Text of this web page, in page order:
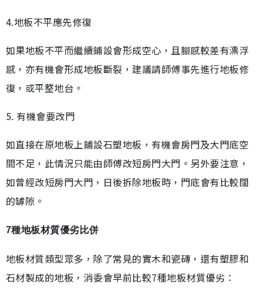
4.地板不平應先修復
如果地板不平而繼續鋪設會形成空心，且腳感較差有漂浮
感，亦有機會形成地板斷裂，建議請師傅事先進行地板修
復，或平整地台。
5. 有機會要改門
如直接在原地板上鋪設石塑地板，有機會房門及大門底空
間不足，此情況只能由師傅改短房門大門。另外要注意，
如曾經改短房門大門，日後拆除地板時，門底會有比較闊
的罅隙。
7種地板材質優劣比併
地板材質類型眾多，除了常見的實木和瓷磚，還有塑膠和
石材製成的地板，消委會早前比較7種地板材質優劣：